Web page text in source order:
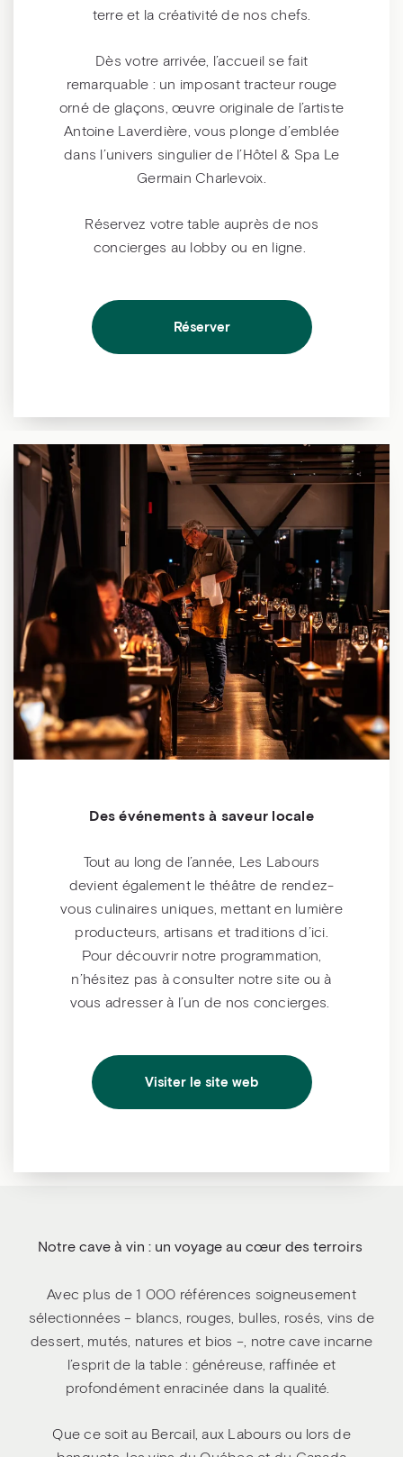
terre et la créativité de nos chefs.
Dès votre arrivée, l’accueil se fait
remarquable : un imposant tracteur rouge
orné de glaçons, œuvre originale de l’artiste
Antoine Laverdière, vous plonge d’emblée
dans l’univers singulier de l’Hôtel & Spa Le
Germain Charlevoix.
Réservez votre table auprès de nos
concierges au lobby ou en ligne.
Réserver
Des événements à saveur locale
Tout au long de l’année, Les Labours
devient également le théâtre de rendez-
vous culinaires uniques, mettant en lumière
producteurs, artisans et traditions d’ici.
Pour découvrir notre programmation,
n’hésitez pas à consulter notre site ou à
vous adresser à l’un de nos concierges.
Visiter le site web
Notre cave à vin : un voyage au cœur des terroirs
Avec plus de 1 000 références soigneusement
sélectionnées – blancs, rouges, bulles, rosés, vins de
dessert, mutés, natures et bios –, notre cave incarne
l’esprit de la table : généreuse, raffinée et
profondément enracinée dans la qualité.
Que ce soit au Bercail, aux Labours ou lors de